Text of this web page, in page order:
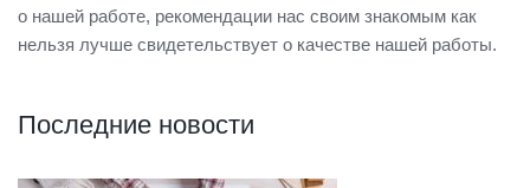
о нашей работе, рекомендации нас своим знакомым как
нельзя лучше свидетельствует о качестве нашей работы.
Последние новости